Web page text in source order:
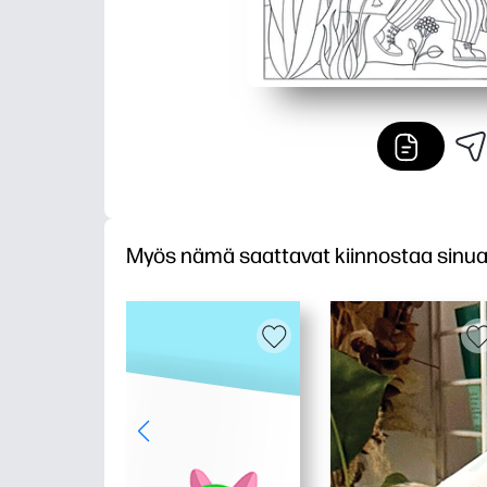
Myös nämä saattavat kiinnostaa sinua